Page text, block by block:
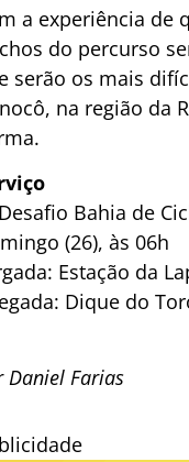
a experiência de
do percurso
serão os mais
na região da
Bahia de
(26), às 06h
Estação da
Dique do
Daniel Farias